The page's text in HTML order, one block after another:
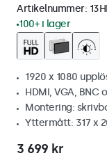
Artikelnummer:
100+ i lager
1920 x 1080
HDMI, VGA, BNC
Montering:
Yttermått: 317 x
3 699 kr